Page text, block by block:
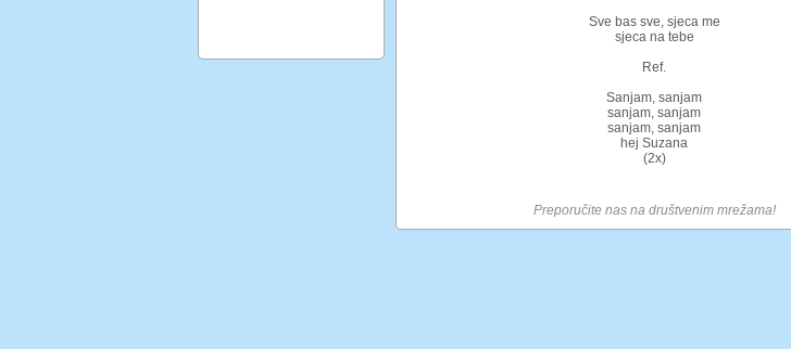
Sve bas sve, sjeca me
sjeca na tebe
Ref.
Sanjam, sanjam
sanjam, sanjam
sanjam, sanjam
hej Suzana
(2x)
Preporučite nas na društvenim mrežama!